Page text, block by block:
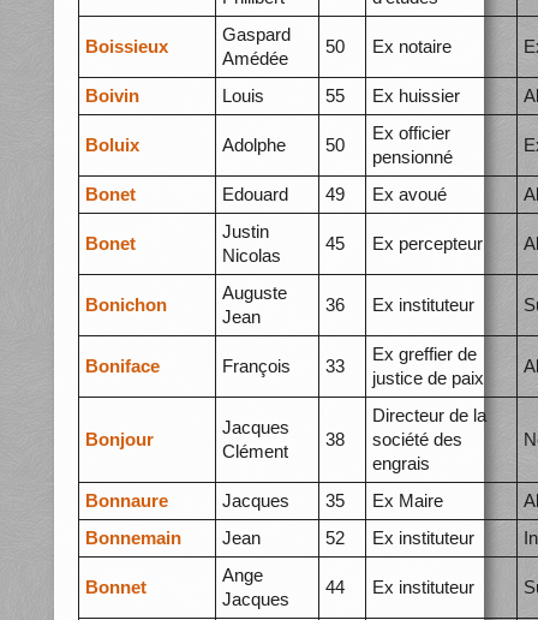
Boissieux
Gaspard
Amédée
50 Ex notaire
Boivin Louis 55 Ex huissier
Boluix Adolphe 50
Ex officier
pensionné
Bonet Edouard 49 Ex avoué
Bonet
Justin
Nicolas
45 Ex percepteur
Bonichon
Auguste
Jean
36 Ex instituteur
Boniface François 33
Ex greffier de
justice de paix
Bonjour
Jacques
Clément
38
Directeur de la
société des
engrais
Bonnaure Jacques 35 Ex Maire
Bonnemain
Jean 52 Ex instituteur
Bonnet
Ange
Jacques
44 Ex instituteur